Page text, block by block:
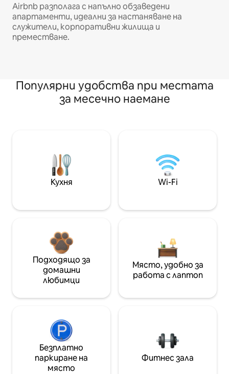
Airbnb разполага с напълно обзаведени
апартаменти, идеални за настаняване на
служители, корпоративни жилища и
преместване.
Популярни удобства при местата
за месечно наемане
Кухня Wi-Fi
Подходящо за
домашни
любимци
Място, удобно за
работа с лаптоп
Безплатно
паркиране на
място
Фитнес зала